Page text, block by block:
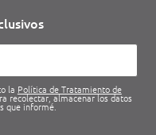
la Política de Tratamiento de
recolectar, almacenar los datos
que informé.